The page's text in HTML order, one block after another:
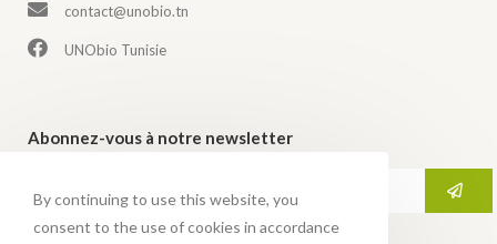
contact@unobio.tn
UNObio Tunisie
Abonnez-vous à notre newsletter
By continuing to use this website, you
consent to the use of cookies in accordance